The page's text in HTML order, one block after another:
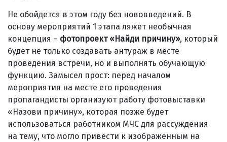
Не обойдется в этом году без нововведений. В
основу мероприятий 1 этапа ляжет необычная
концепция – фотопроект «Найди причину», который
будет не только создавать антураж в месте
проведения встречи, но и выполнять обучающую
функцию. Замысел прост: перед началом
мероприятия на месте его проведения
пропагандисты организуют работу фотовыставки
«Назови причину», которая позже будет
использоваться работником МЧС для рассуждения
на тему, что могло привести к изображенным на